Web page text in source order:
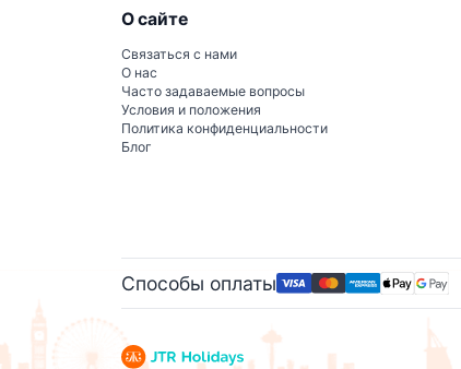
О сайте
Связаться с нами
О нас
Часто задаваемые вопросы
Условия и положения
Политика конфиденциальности
Блог
Способы оплаты